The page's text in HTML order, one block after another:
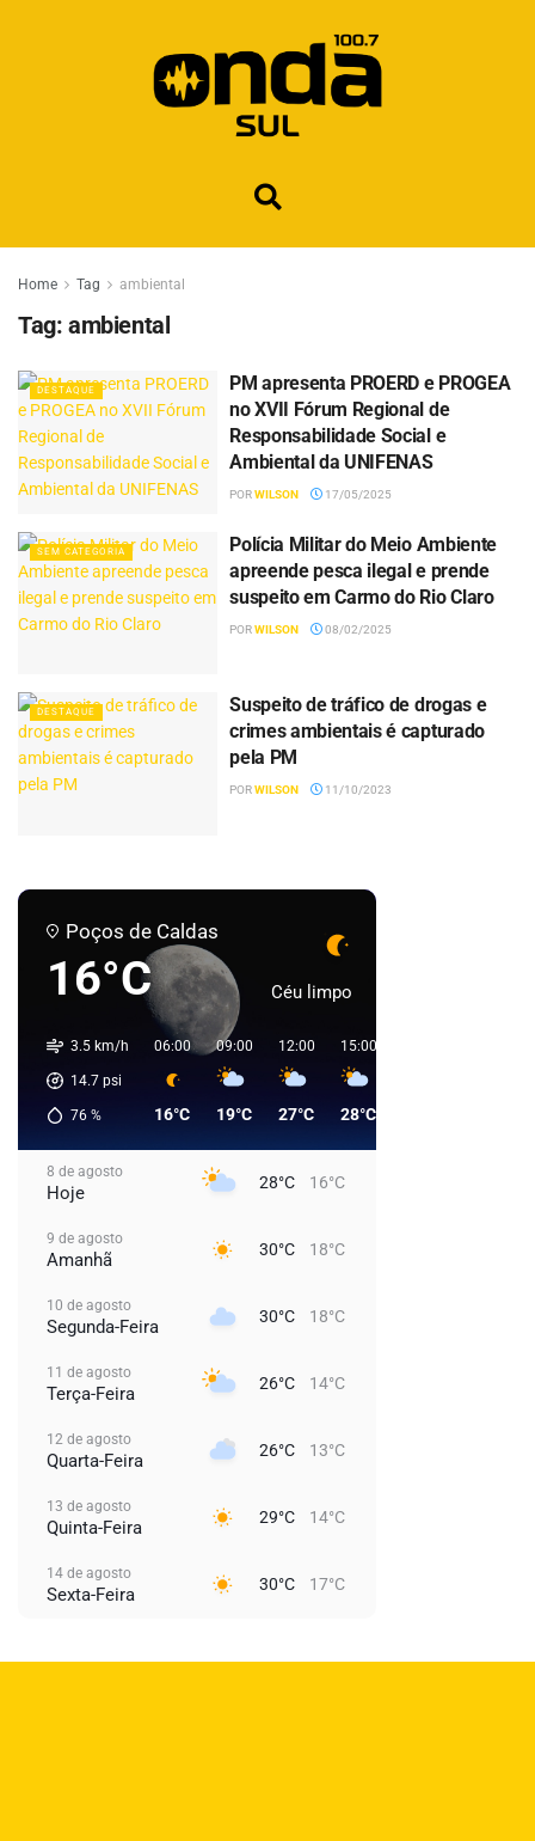
Home Tag ambiental
Tag: ambiental
DESTAQUE
PM apresenta PROERD e PROGEA
no XVII Fórum Regional de
Responsabilidade Social e
Ambiental da UNIFENAS
PORWILSON 17/05/2025
SEM CATEGORIA
Polícia Militar do Meio Ambiente
apreende pesca ilegal e prende
suspeito em Carmo do Rio Claro
PORWILSON 08/02/2025
DESTAQUE
Suspeito de tráfico de drogas e
crimes ambientais é capturado
pela PM
PORWILSON 11/10/2023
Poços de Caldas
16°C Céu limpo
3.5 km/h
14.7 psi
76 %
06:00
16°C
09:00
19°C
12:00
27°C
15:00
28°C
8 de agosto
Hoje 28°C 16°C
9 de agosto
Amanhã 30°C 18°C
10 de agosto
Segunda-Feira 30°C 18°C
11 de agosto
Terça-Feira 26°C 14°C
12 de agosto
Quarta-Feira 26°C 13°C
13 de agosto
Quinta-Feira 29°C 14°C
14 de agosto
Sexta-Feira 30°C 17°C